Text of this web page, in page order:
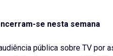
se nesta semana
pública sobre TV por